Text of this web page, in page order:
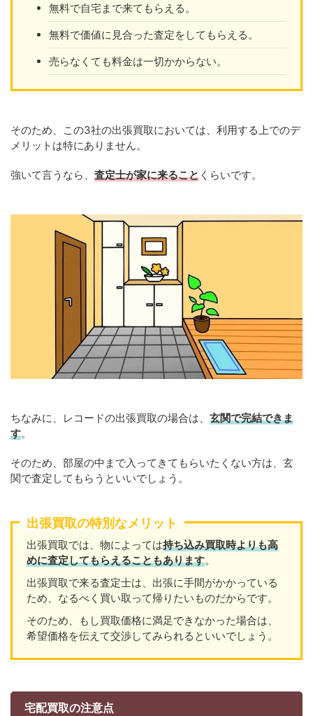
無料で自宅まで来てもらえる。
無料で価値に見合った査定をしてもらえる。
売らなくても料金は一切かからない。
そのため、この3社の出張買取においては、利用する上でのデ
メリットは特にありません。
強いて言うなら、 査定士が家に来ること くらいです。
ちなみに、レコードの出張買取の場合は、 玄関で完結できま
す。
そのため、部屋の中まで入ってきてもらいたくない方は、玄
関で査定してもらうといいでしょう。
出張買取の特別なメリット
出張買取では、物によっては持ち込み買取時よりも高
めに査定してもらえることもあります。
出張買取で来る査定士は、出張に手間がかかっている
ため、なるべく買い取って帰りたいものだからです。
そのため、もし買取価格に満足できなかった場合は、
希望価格を伝えて交渉してみられるといいでしょう。
宅配買取の注意点